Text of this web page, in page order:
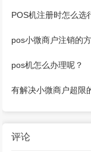
POS机注册时怎么选
名称怎么填写？
pos小微商户注销的
（仅供参考）
pos机怎么办理呢？
有解决小微商户超限
评论